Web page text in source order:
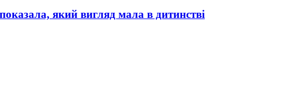
який вигляд мала в дитинстві